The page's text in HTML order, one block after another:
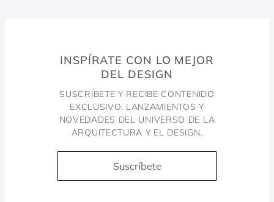
A Docol oferece soluções que garantem conforto,
durabilidade e sofisticação. Com tecnologia avançada e
design moderno, as bacias sanitárias da marca se adaptam a
diversos estilos de projeto, proporcionando bem-estar e
eficiência no consumo de água.
Cubas e Lavatórios
A escolha entre cubas e lavatórios depende do estilo e da
INSPÍRATE CON LO MEJOR
DEL DESIGN
SUSCRÍBETE Y RECIBE CONTENIDO
EXCLUSIVO, LANZAMIENTOS Y
NOVEDADES DEL UNIVERSO DE LA
ARQUITECTURA Y EL DESIGN.
Suscríbete